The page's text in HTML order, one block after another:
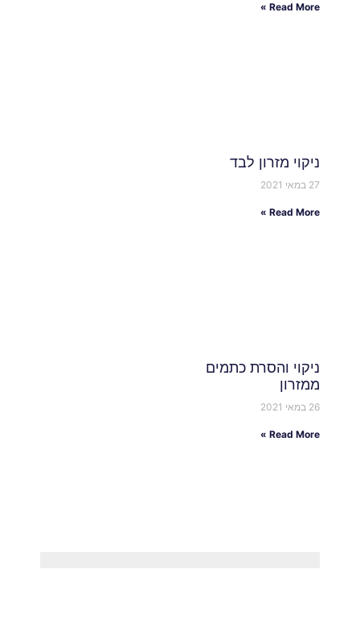
Read More »
ניקוי מזרון לבד
27 במאי 2021
Read More »
ניקוי והסרת כתמים
ממזרון
26 במאי 2021
Read More »